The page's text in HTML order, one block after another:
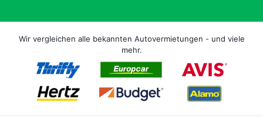
Wir vergleichen alle bekannten Autovermietungen - und viele
mehr.